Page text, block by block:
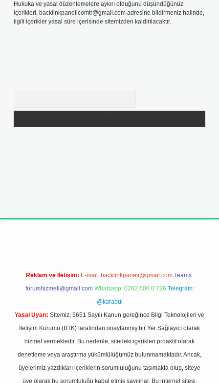
Hukuka ve yasal düzenlemelere aykırı olduğunu düşündüğünüz
içerikleri, backlinkpanelicomtr@gmail.com adresine bildirmeniz halinde,
ilgili içerikler yasal süre içerisinde sitemizden kaldırılacaktır.
giriş adresi
Reklam ve İletişim: E-mail: backlinkpaneli@gmail.com Teams:
forumhizmeti@gmail.com Whatsapp: 0262 606 0 726 Telegram:
@karabul
Yasal Uyarı: Sitemiz, 5651 Sayılı Kanun gereğince Bilgi Teknolojileri ve
İletişim Kurumu (BTK) tarafından onaylanmış bir Yer Sağlayıcı olarak
hizmet vermektedir. Bu nedenle, sitedeki içerikleri proaktif olarak
denetleme veya araştırma yükümlülüğümüz bulunmamaktadır. Ancak,
üyelerimiz yazdıkları içeriklerin sorumluluğunu taşımakta olup, siteye
üye olarak bu sorumluluğu kabul etmiş sayılırlar. Bu internet sitesi,